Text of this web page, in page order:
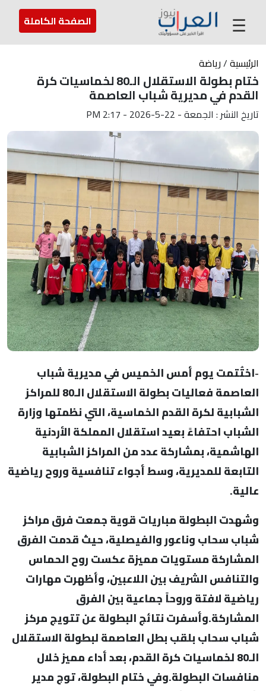
عن العراب ارسل لنا ☰ الصفحة الكاملة
الرئيسية/رياضة
ختام بطولة الاستقلال الـ80 لخماسيات كرة
القدم في مديرية شباب العاصمة
تاريخ النشر : الجمعة - 22-5-2026 - 2:17 PM
-اختُتمت يوم أمس الخميس في مديرية شباب
العاصمة فعاليات بطولة الاستقلال الـ80 للمراكز
الشبابية لكرة القدم الخماسية، التي نظمتها وزارة
الشباب احتفاءً بعيد استقلال المملكة الأردنية
الهاشمية، بمشاركة عدد من المراكز الشبابية
التابعة للمديرية، وسط أجواء تنافسية وروح رياضية
عالية.
وشهدت البطولة مباريات قوية جمعت فرق مراكز
شباب سحاب وناعور والفيصلية، حيث قدمت الفرق
المشاركة مستويات مميزة عكست روح الحماس
والتنافس الشريف بين اللاعبين، وأظهرت مهارات
رياضية لافتة وروحاً جماعية بين الفرق
المشاركة.وأسفرت نتائج البطولة عن تتويج مركز
شباب سحاب بلقب بطل العاصمة لبطولة الاستقلال
الـ80 لخماسيات كرة القدم، بعد أداء مميز خلال
منافسات البطولة.وفي ختام البطولة، توج مدير